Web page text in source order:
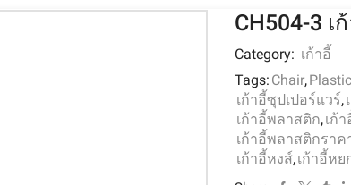
CH504-3
Category: เก้าอี้
Tags: Chair,
เก้าอี้ซุปเปอร์แวร์,
เก้าอี้พลาสติก,เก้
เก้าอี้พลาสติกราค
เก้าอี้หงส์,เก้าอี้หย